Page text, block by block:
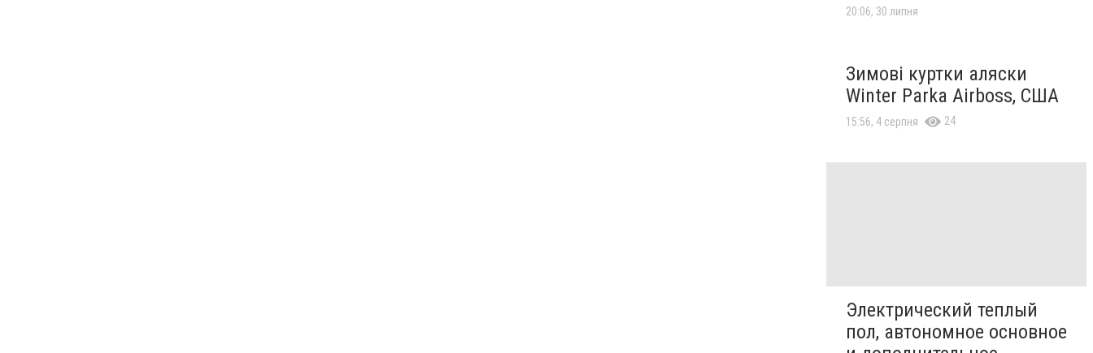
20:06, 30 липня
Зимові куртки аляски
Winter Parka Airboss, США
15:56, 4 серпня 24
Электрический теплый
пол, автономное основное